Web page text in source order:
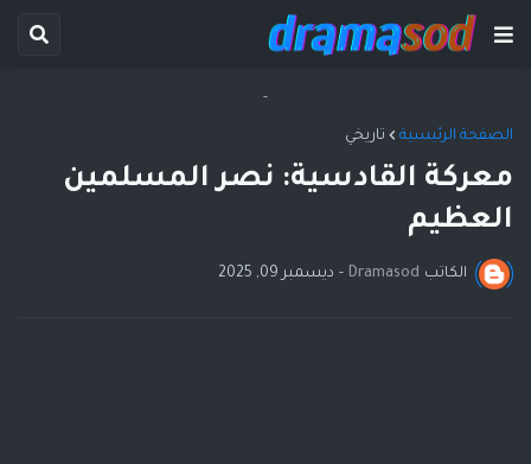
-
الصفحة الرئيسية تاريخي
معركة القادسية: نصر المسلمين
العظيم
الكاتب Dramasod
- ديسمبر 09, 2025